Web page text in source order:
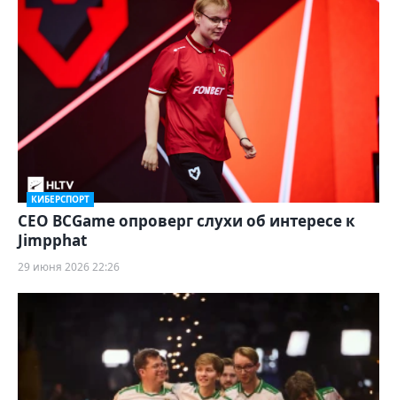
КИБЕРСПОРТ
CEO BCGame опроверг слухи об интересе к
Jimpphat
29 июня 2026 22:26